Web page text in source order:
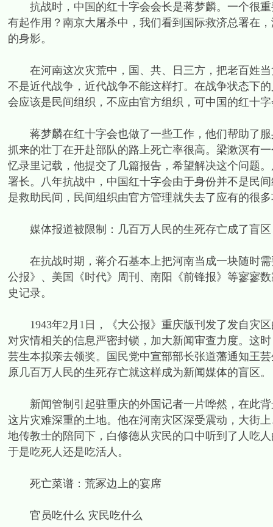
抗战时，中国的红十字会会长是蒋梦麟。一个很重
有起作用？南京大屠杀中，我们看到国际救济总署在
的身影。
在河南这次灾荒中，国、共、日三方，把老百姓当
不是近代战争，近代战争不能这样打。在战争状态下
会应该是民间组织，不应由官方组织，可中国的红十
蒋梦麟在红十字会也做了一些工作，他们帮助了服
抓来的壮丁在开赴部队的路上死亡率很高。梁漱溟有
忆录里记载，他提交了几篇报告，希望解决这个问题
署长。八年抗战中，中国红十字会由于身份并不是民
是救助民间，民间组织由官方管理就失去了应有的很
媒体报道被限制：几百万人民的生死存亡成了盲区
在抗战时期，蒋介石基本上把河南当成一块随时需
公报》、美国《时代》周刊、南阳《前锋报》等寥寥
史记录。
1943年2月1日，《大公报》重庆版刊发了发自灾区
对灾情相关的信息严密封锁，加大新闻审查力度。这
芸生本拟亲去领奖。国民党中宣部部长张道藩通知王
原几百万人民的生死存亡就这样成为新闻媒体的盲区。
新闻管制引起驻重庆的外国记者一片哗然，在此背
这片灾难深重的土地。他在河南灾区深受震动，大街
地传教士的陪同下，白修德从灾民的口中听到了人吃
于是吃死人还是吃活人。
死亡菜谱：荒冢边上的宴席
官员吃什么 灾民吃什么